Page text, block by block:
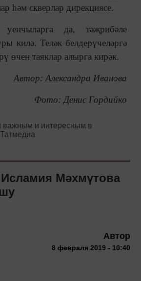
һәм скверлар дирекциясе.
уенчыларга да, тәҗрибәле
килә. Теләк белдерүчеләргә
өчен таяклар алырга кирәк.
Автор: Александра Иванова
Фото: Денис Гордийко
важным и интересным в
Татмедиа
Исламия Мәхмүтова
Автор
8 февраля 2019 - 10:40